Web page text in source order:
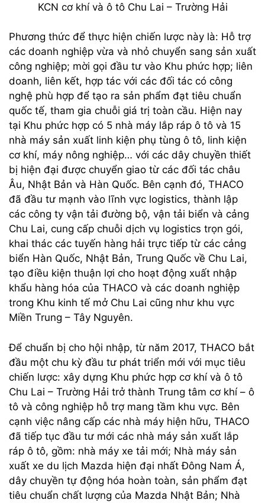
KCN cơ khí và ô tô Chu Lai – Trường Hải
Phương thức để thực hiện chiến lược này là: Hỗ trợ
các doanh nghiệp vừa và nhỏ chuyển sang sản xuất
công nghiệp; mời gọi đầu tư vào Khu phức hợp; liên
doanh, liên kết, hợp tác với các đối tác có công
nghệ phù hợp để tạo ra sản phẩm đạt tiêu chuẩn
quốc tế, tham gia chuỗi giá trị toàn cầu. Hiện nay
tại Khu phức hợp có 5 nhà máy lắp ráp ô tô và 15
nhà máy sản xuất linh kiện phụ tùng ô tô, linh kiện
cơ khí, máy nông nghiệp… với các dây chuyền thiết
bị hiện đại được chuyển giao từ các đối tác châu
Âu, Nhật Bản và Hàn Quốc. Bên cạnh đó, THACO
đã đầu tư mạnh vào lĩnh vực logistics, thành lập
các công ty vận tải đường bộ, vận tải biển và cảng
Chu Lai, cung cấp chuỗi dịch vụ logistics trọn gói,
khai thác các tuyến hàng hải trực tiếp từ các cảng
biển Hàn Quốc, Nhật Bản, Trung Quốc về Chu Lai,
tạo điều kiện thuận lợi cho hoạt động xuất nhập
khẩu hàng hóa của THACO và các doanh nghiệp
trong Khu kinh tế mở Chu Lai cũng như khu vực
Miền Trung – Tây Nguyên.
Để chuẩn bị cho hội nhập, từ năm 2017, THACO bắt
đầu một chu kỳ đầu tư phát triển mới với mục tiêu
chiến lược: xây dựng Khu phức hợp cơ khí và ô tô
Chu Lai – Trường Hải trở thành Trung tâm cơ khí – ô
tô và công nghiệp hỗ trợ mang tầm khu vực. Bên
cạnh việc nâng cấp các nhà máy hiện hữu, THACO
đã tiếp tục đầu tư mới các nhà máy sản xuất lắp
ráp ô tô, gồm: nhà máy xe tải mới; Nhà máy sản
xuất xe du lịch Mazda hiện đại nhất Đông Nam Á,
dây chuyền tự động hóa hoàn toàn, sản phẩm đạt
tiêu chuẩn chất lượng của Mazda Nhật Bản; Nhà